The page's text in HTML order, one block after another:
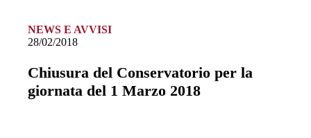
NEWS E AVVISI
28/02/2018
Chiusura del Conservatorio per la
giornata del 1 Marzo 2018